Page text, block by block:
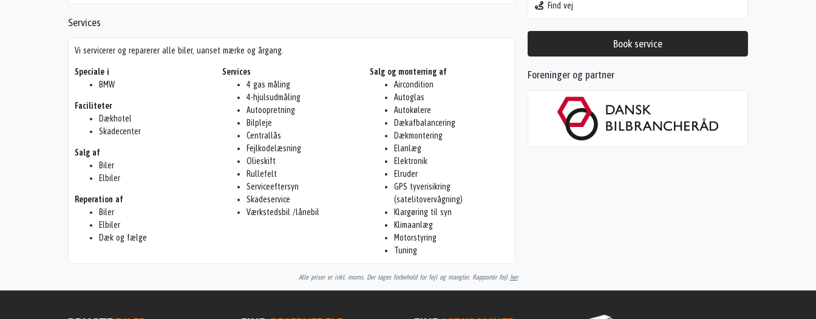
Find vej
Book service
Foreninger og partner
Services
Vi servicerer og reparerer alle biler, uanset mærke og årgang.
Speciale i
BMW
Faciliteter
Dækhotel
Skadecenter
Salg af
Biler
Elbiler
Reperation af
Biler
Elbiler
Dæk og fælge
Services
4 gas måling
4-hjulsudmåling
Autoopretning
Bilpleje
Centrallås
Fejlkodelæsning
Olieskift
Rullefelt
Serviceeftersyn
Skadeservice
Værkstedsbil /lånebil
Salg og monterring af
Aircondition
Autoglas
Autokølere
Dækafbalancering
Dækmontering
Elanlæg
Elektronik
Elruder
GPS tyverisikring
(satelitovervågning)
Klargøring til syn
Klimaanlæg
Motorstyring
Tuning
Alle priser er inkl. moms. Der tages forbehold for fejl og mangler. Rapportér fejl her